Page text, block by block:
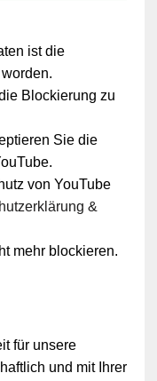
ist die
Blockierung zu
Sie die
von YouTube
&
mehr blockieren.
für unsere
und mit Ihrer